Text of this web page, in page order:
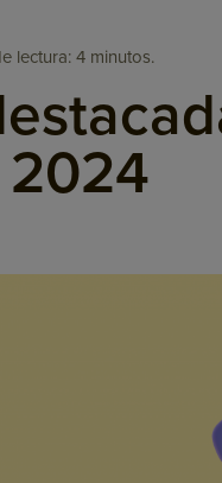
lectura: 4 minutos.